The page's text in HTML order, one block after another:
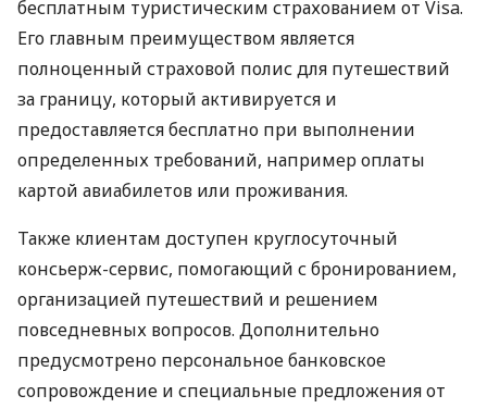
бесплатным туристическим страхованием от Visa.
Его главным преимуществом является
полноценный страховой полис для путешествий
за границу, который активируется и
предоставляется бесплатно при выполнении
определенных требований, например оплаты
картой авиабилетов или проживания.
Также клиентам доступен круглосуточный
консьерж-сервис, помогающий с бронированием,
организацией путешествий и решением
повседневных вопросов. Дополнительно
предусмотрено персональное банковское
сопровождение и специальные предложения от